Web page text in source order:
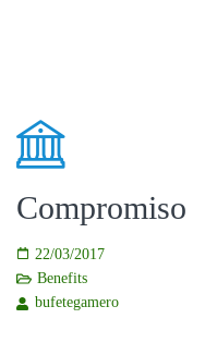
Compromiso
22/03/2017
Benefits
bufetegamero